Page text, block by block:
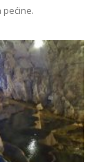
pećine.